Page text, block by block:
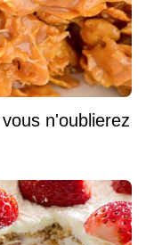
n'oublierez